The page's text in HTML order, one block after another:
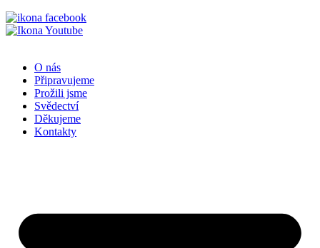
O nás
Připravujeme
Prožili jsme
Svědectví
Děkujeme
Kontakty